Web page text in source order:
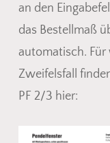
Es
an den
das Bestellmaß
automatisch.
Zweifelsfall
PF 2/3 hier: